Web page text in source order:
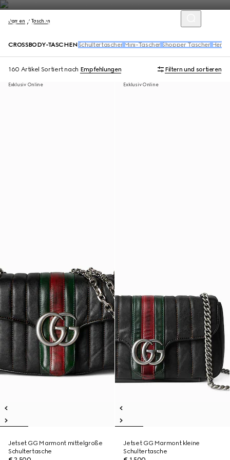
Damen Taschen
CROSSBODY-TASCHEN Schultertaschen Mini-Taschen Shopper Taschen
160 Artikel Sortiert nach Empfehlungen Filtern und sortieren
Exklusiv Online
Jetset GG Marmont mittelgroße
Schultertasche
Exklusiv Online
Jetset GG Marmont kleine
Schultertasche